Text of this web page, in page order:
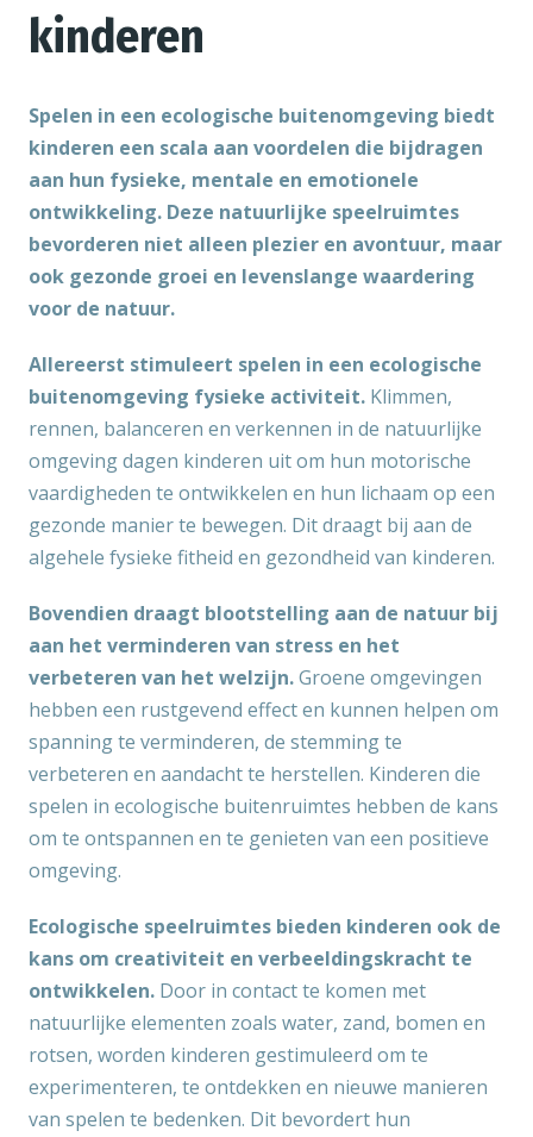
kinderen
Spelen in een ecologische buitenomgeving biedt
kinderen een scala aan voordelen die bijdragen
aan hun fysieke, mentale en emotionele
ontwikkeling. Deze natuurlijke speelruimtes
bevorderen niet alleen plezier en avontuur, maar
ook gezonde groei en levenslange waardering
voor de natuur.
Allereerst stimuleert spelen in een ecologische
buitenomgeving fysieke activiteit. Klimmen,
rennen, balanceren en verkennen in de natuurlijke
omgeving dagen kinderen uit om hun motorische
vaardigheden te ontwikkelen en hun lichaam op een
gezonde manier te bewegen. Dit draagt bij aan de
algehele fysieke fitheid en gezondheid van kinderen.
Bovendien draagt blootstelling aan de natuur bij
aan het verminderen van stress en het
verbeteren van het welzijn.Groene omgevingen
hebben een rustgevend effect en kunnen helpen om
spanning te verminderen, de stemming te
verbeteren en aandacht te herstellen. Kinderen die
spelen in ecologische buitenruimtes hebben de kans
om te ontspannen en te genieten van een positieve
omgeving.
Ecologische speelruimtes bieden kinderen ook de
kans om creativiteit en verbeeldingskracht te
ontwikkelen. Door in contact te komen met
natuurlijke elementen zoals water, zand, bomen en
rotsen, worden kinderen gestimuleerd om te
experimenteren, te ontdekken en nieuwe manieren
van spelen te bedenken. Dit bevordert hun